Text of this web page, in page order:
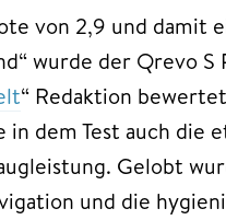
von 2,9 und damit
wurde der Qrevo S
“ Redaktion
dem Test auch die
Gelobt
und die